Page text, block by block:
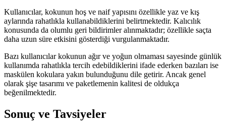
Kullanıcılar, kokunun hoş ve naif yapısını özellikle yaz ve kış
aylarında rahatlıkla kullanabildiklerini belirtmektedir. Kalıcılık
konusunda da olumlu geri bildirimler alınmaktadır; özellikle saçta
daha uzun süre etkisini gösterdiği vurgulanmaktadır.
Bazı kullanıcılar kokunun ağır ve yoğun olmaması sayesinde günlük
kullanımda rahatlıkla tercih edebildiklerini ifade ederken bazıları ise
maskülen kokulara yakın bulunduğunu dile getirir. Ancak genel
olarak şişe tasarımı ve paketlemenin kalitesi de oldukça
beğenilmektedir.
Sonuç ve Tavsiyeler